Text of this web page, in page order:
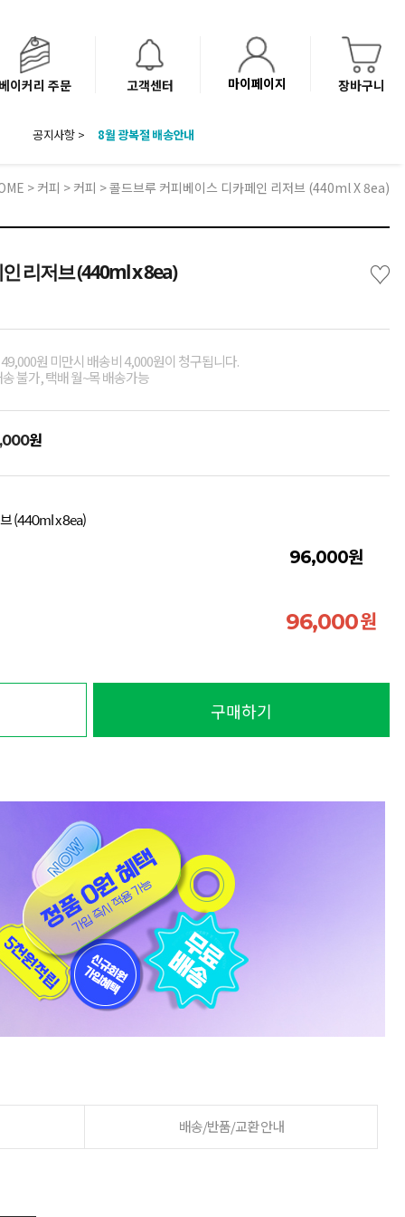
베이커리 주문 고객센터 마이페이지 장바구니
공지사항 >
8월 광복절 배송안내
> 커피 > 커피 > 콜드브루 커피베이스 디카페인 리저브 (440ml X 8ea)
리저브 (440ml x 8ea) ♡
원 미만시 배송비 4,000원이 청구됩니다.
불가, 택배 월~목 배송가능
원
(440ml x 8ea)
96,000원
96,000원
구매하기
배송/반품/교환 안내